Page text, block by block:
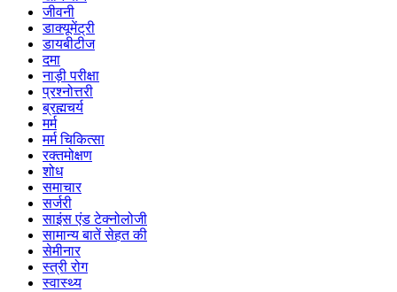
जीवनी
डाक्यूमेंट्री
डायबीटीज
दमा
नाड़ी परीक्षा
प्रश्नोत्तरी
ब्रह्मचर्य
मर्म
मर्म चिकित्सा
रक्तमोक्षण
शोध
समाचार
सर्जरी
साइंस एंड टेक्नोलोजी
सामान्य बातें सेहत की
सेमीनार
स्त्री रोग
स्वास्थ्य